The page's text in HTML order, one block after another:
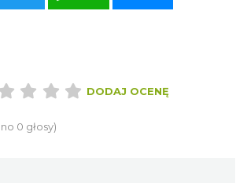
DODAJ OCENĘ
0 głosy)